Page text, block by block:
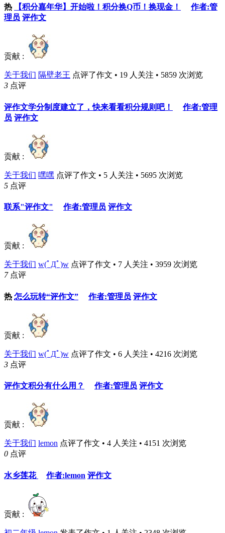
热 【积分嘉年华】开始啦！积分换Q币！换现金！
作者:管
理员 评作文
贡献 :
关于我们 隔壁老王 点评了作文 • 19 人关注 • 5859 次浏览
3 点评
评作文学分制度建立了，快来看看积分规则吧！
作者:管理
员 评作文
贡献 :
关于我们 嘿嘿 点评了作文 • 5 人关注 • 5695 次浏览
5 点评
联系"评作文" 作者:管理员 评作文
贡献 :
关于我们 w(ﾟДﾟ)w 点评了作文 • 7 人关注 • 3959 次浏览
7点评
热 怎么玩转“评作文” 作者:管理员 评作文
贡献 :
关于我们 w(ﾟДﾟ)w 点评了作文 • 6 人关注 • 4216 次浏览
3 点评
评作文积分有什么用？ 作者:管理员 评作文
贡献 :
关于我们 lemon 点评了作文 • 4 人关注 • 4151 次浏览
0 点评
水乡莲花 作者:lemon 评作文
贡献 :